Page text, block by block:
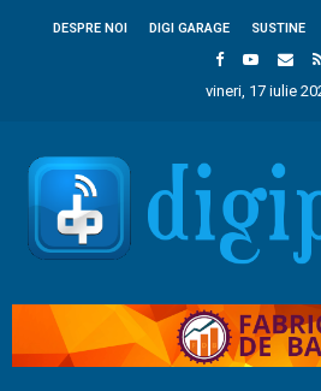
DESPRE NOI DIGI GARAGE SUSTINE
vineri, 17 iulie